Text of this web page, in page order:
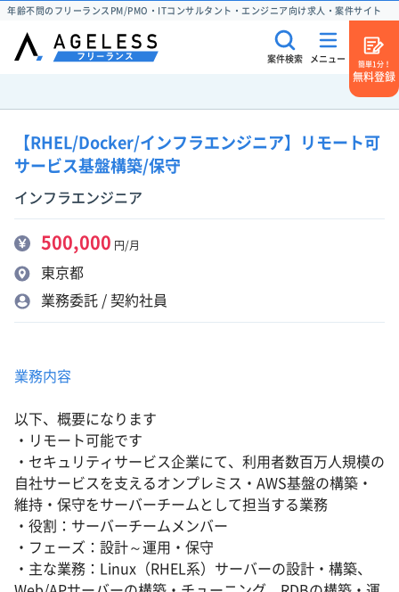
年齢不問のフリーランスPM/PMO・ITコンサルタント・エンジニア向け求人・案件サイト
案件検索 メニュー
簡単1分！
無料登録
【RHEL/Docker/インフラエンジニア】リモート可
サービス基盤構築/保守
インフラエンジニア
500,000 円/月
東京都
業務委託 / 契約社員
業務内容
以下、概要になります
・リモート可能です
・セキュリティサービス企業にて、利用者数百万人規模の
自社サービスを支えるオンプレミス・AWS基盤の構築・
維持・保守をサーバーチームとして担当する業務
・役割：サーバーチームメンバー
・フェーズ：設計～運用・保守
・主な業務：Linux（RHEL系）サーバーの設計・構築、